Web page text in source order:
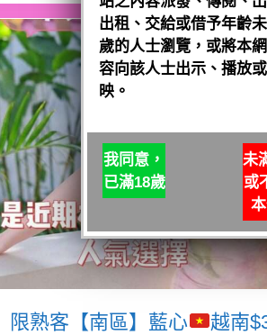
限熟客【南區】藍心 越南
出租、交給或借予年齡
歲的人士瀏覽，或將本
容向該人士出示、播放
映。
我同意，
已滿18歲
未
或